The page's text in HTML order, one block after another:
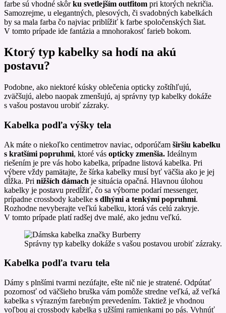
farbe sú vhodné skôrku svetlejším outfitom pri ktorých nekričia.
Samozrejme, u elegantných, plesových, či svadobných kabelkách
by sa mala farba čo najviac priblížiť k farbe spoločenských šiat.
V tomto prípade ide fantázia a mnohorakosť farieb bokom.
Ktorý typ kabelky sa hodí na akú
postavu?
Podobne, ako niektoré kúsky oblečenia opticky zoštíhľujú,
zväčšujú, alebo naopak zmenšujú, aj správny typ kabelky dokáže
s vašou postavou urobiť zázraky.
Kabelka podľa výšky tela
Ak máte o niekoľko centimetrov naviac, odporúčam širšiu kabelku
s kratšími popruhmi, ktoré vás opticky zmenšia. Ideálnym
riešením je pre vás hobo kabelka, prípadne listová kabelka. Pri
výbere vždy pamätajte, že šírka kabelky musí byť väčšia ako je jej
dĺžka. Pri nižších dámach je situácia opačná. Hlavnou úlohou
kabelky je postavu predĺžiť, čo sa výborne podarí messenger,
prípadne crossbody kabelke s dlhými a tenkými popruhmi.
Rozhodne nevyberajte veľkú kabelku, ktorá vás celú zakryje.
V tomto prípade platí radšej dve malé, ako jednu veľkú.
Správny typ kabelky dokáže s vašou postavou urobiť zázraky.
Kabelka podľa tvaru tela
Dámy s plnšími tvarmi nezúfajte, ešte nič nie je stratené. Odpútať
pozornosť od väčšieho bruška vám pomôže stredne veľká, až veľká
kabelka s výrazným farebným prevedením. Taktiež je vhodnou
voľbou aj crossbody kabelka s užšími ramienkami po pás. Vyhnúť